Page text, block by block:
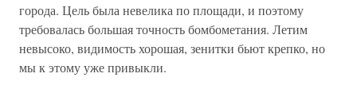
города. Цель была невелика по площади, и поэтому
требовалась большая точность бомбометания. Летим
невысоко, видимость хорошая, зенитки бьют крепко, но
мы к этому уже привыкли.